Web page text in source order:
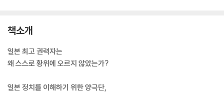
책소개
일본 최고 권력자는
왜 스스로 황위에 오르지 않았는가?
일본 정치를 이해하기 위한 양극단,